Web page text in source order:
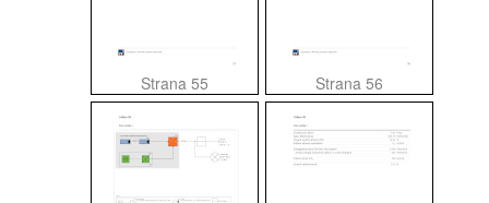
Strana 55 Strana 56